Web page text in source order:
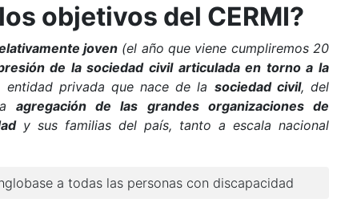
objetivos del CERMI?
joven (el año que viene cumpliremos 20
de la sociedad civil articulada en torno a la
entidad privada que nace de la sociedad civil, del
agregación de las grandes organizaciones de
y sus familias del país, tanto a escala nacional
a todas las personas con discapacidad